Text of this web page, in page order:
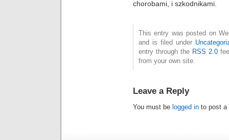
chorobami, i szkodnikami.
This entry was posted on
and is filed under
entry through the RSS 2.0
from your own site.
Leave a Reply
You must be logged in to post a